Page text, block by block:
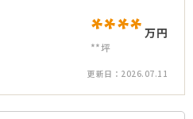
**** 万円
**坪
更新日： 2026.07.11